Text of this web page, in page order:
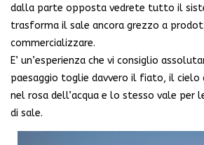
dalla parte opposta vedrete tutto il
trasforma il sale ancora grezzo a
commercializzare.
E’ un’esperienza che vi consiglio
paesaggio toglie davvero il fiato, il cielo
nel rosa dell’acqua e lo stesso vale per
di sale.